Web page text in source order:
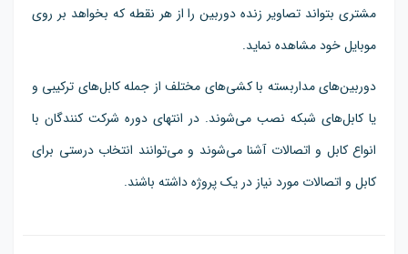
مشتری بتواند تصاویر زنده دوربین را از هر نقطه که بخواهد بر روی
موبایل خود مشاهده نماید.
دوربین‌های مداربسته با کشی‌های مختلف از جمله کابل‌های ترکیبی و
یا کابل‌های شبکه نصب می‌شوند. در انتهای دوره شرکت کنندگان با
انواع کابل و اتصالات آشنا می‌شوند و می‌توانند انتخاب درستی برای
کابل و اتصالات مورد نیاز در یک پروژه داشته باشند.